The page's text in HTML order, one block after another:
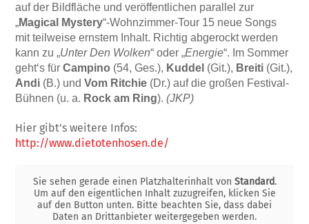
auf der Bildfläche und ver­öffentlichen paral­lel zur
„Magical Mys­te­ry“-Wohnzimmer-Tour 15 neue Songs
mit teil­­weise ernstem Inhalt. Richtig abgerockt werden
kann zu „Unter Den Wolken“ oder „Energie“. Im Som­mer
geht‘s fürCampino (54, Ges.), Kuddel (Git.), Breiti (Git.),
Andi (B.) undVom Ritchie (Dr.) auf die großen Festival-
Bühnen (u. a. Rock am Ring).(JKP)
Hier gibt’s weitere Infos:
http://www.dietotenhosen.de/
Sie sehen gerade einen Platzhalterinhalt von Standard.
Um auf den eigentlichen Inhalt zuzugreifen, klicken Sie
auf den Button unten. Bitte beachten Sie, dass dabei
Daten an Drittanbieter weitergegeben werden.